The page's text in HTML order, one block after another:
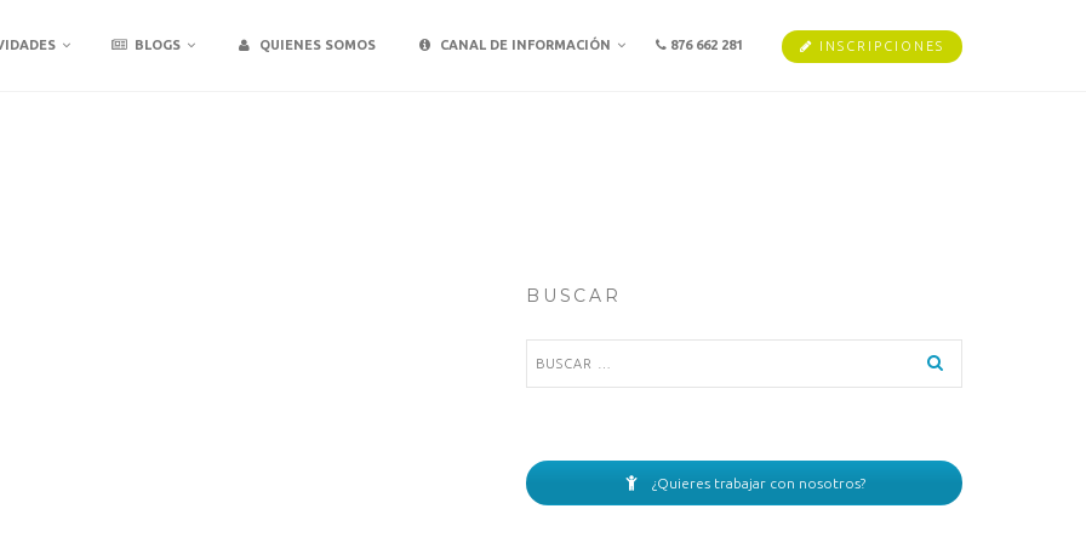
BLOGS QUIENES SOMOS CANAL DE INFORMACIÓN 876 662 281 INSCRIPCIONES
BUSCAR
¿Quieres trabajar con nosotros?